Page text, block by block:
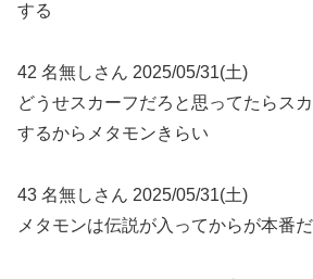
する
42 名無しさん 2025/05/31(土)
どうせスカーフだろと思ってたらス
するからメタモンきらい
43 名無しさん 2025/05/31(土)
メタモンは伝説が入ってからが本番